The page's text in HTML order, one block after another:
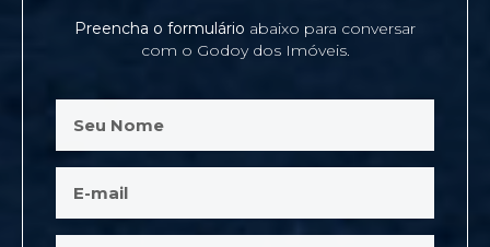
Preencha o formulário abaixo para conversar
com o Godoy dos Imóveis.